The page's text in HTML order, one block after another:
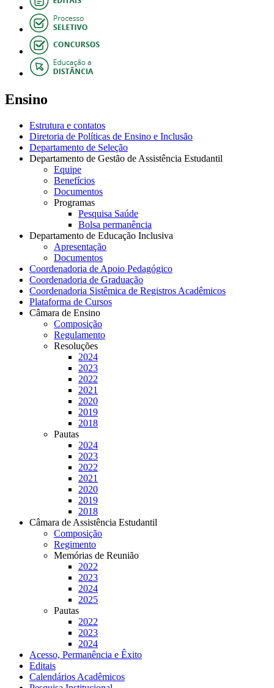
Ensino
Estrutura e contatos
Diretoria de Políticas de Ensino e Inclusão
Departamento de Seleção
Departamento de Gestão de Assistência Estudantil
Equipe
Benefícios
Documentos
Programas
Pesquisa Saúde
Bolsa permanência
Departamento de Educação Inclusiva
Apresentação
Documentos
Coordenadoria de Apoio Pedagógico
Coordenadoria de Graduação
Coordenadoria Sistêmica de Registros Acadêmicos
Plataforma de Cursos
Câmara de Ensino
Composição
Regulamento
Resoluções
2024
2023
2022
2021
2020
2019
2018
Pautas
2024
2023
2022
2021
2020
2019
2018
Câmara de Assistência Estudantil
Composição
Regimento
Memórias de Reunião
2022
2023
2024
2025
Pautas
2022
2023
2024
Acesso, Permanência e Êxito
Editais
Calendários Acadêmicos